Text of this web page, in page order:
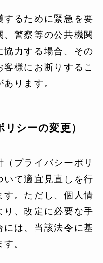
するために緊急を要
警察等の公共機関
協力する場合、その
様にお断りするこ
ります。
シーの変更）
プライバシーポリ
いて適宜見直しを行
す。ただし、個人情
、改定に必要な手
は、当該法令に基
。